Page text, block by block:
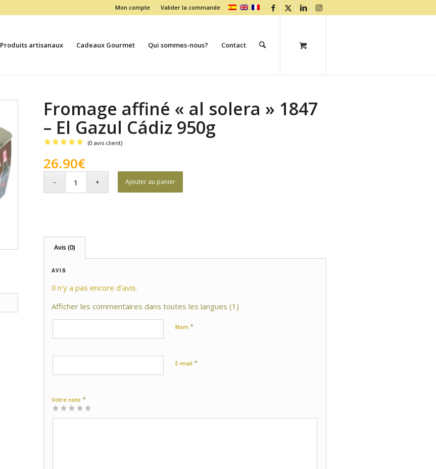
Mon compte Valider la commande
Produits artisanaux Cadeaux Gourmet Qui sommes-nous? Contact
Fromage affiné « al solera » 1847
– El Gazul Cádiz 950g
sur 5 basé
(0 avis client)
26.90€
Ajouter au panier
Avis (0)
AVIS
Il n’y a pas encore d’avis.
Afficher les commentaires dans toutes les langues (1)
Nom*
E-mail*
Votre note*
1 étoile
2 étoiles
3 étoiles
4 étoiles
5 étoiles